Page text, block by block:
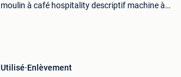
moulin à café hospitality descriptif machine à
Utilisé Enlèvement